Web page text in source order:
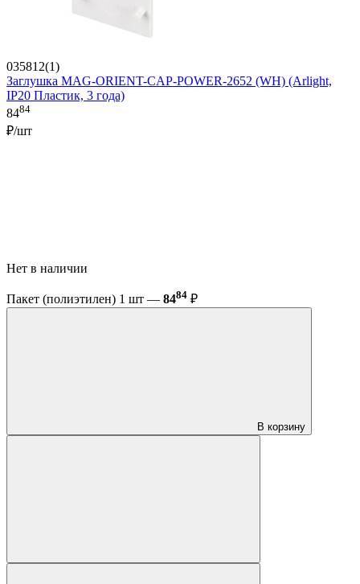
035812(1)
Заглушка MAG-ORIENT-CAP-POWER-2652 (WH) (Arlight,
IP20 Пластик, 3 года)
8484
₽/шт
Нет в наличии
Пакет (полиэтилен) 1 шт — 8484 ₽
В корзину